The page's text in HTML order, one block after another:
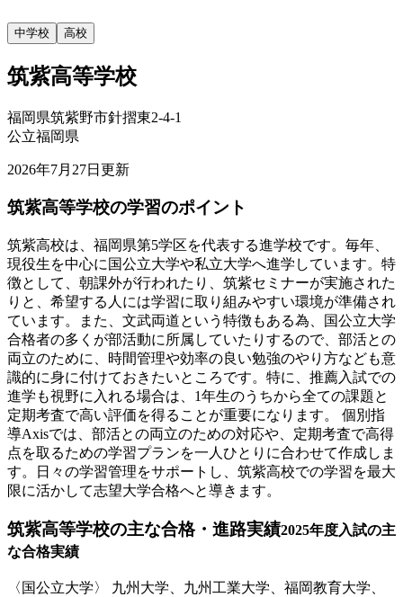
中学校 高校
筑紫高等学校
福岡県筑紫野市針摺東2-4-1
公立福岡県
2026年7月27日 更新
筑紫高等学校の学習のポイント
筑紫高校は、福岡県第5学区を代表する進学校です。毎年、
現役生を中心に国公立大学や私立大学へ進学しています。特
徴として、朝課外が行われたり、筑紫セミナーが実施された
りと、希望する人には学習に取り組みやすい環境が準備され
ています。また、文武両道という特徴もある為、国公立大学
合格者の多くが部活動に所属していたりするので、部活との
両立のために、時間管理や効率の良い勉強のやり方なども意
識的に身に付けておきたいところです。特に、推薦入試での
進学も視野に入れる場合は、1年生のうちから全ての課題と
定期考査で高い評価を得ることが重要になります。 個別指
導Axisでは、部活との両立のための対応や、定期考査で高得
点を取るための学習プランを一人ひとりに合わせて作成しま
す。日々の学習管理をサポートし、筑紫高校での学習を最大
限に活かして志望大学合格へと導きます。
筑紫高等学校の主な合格・進路実績2025年度入試の主
な合格実績
〈国公立大学〉 九州大学、九州工業大学、福岡教育大学、